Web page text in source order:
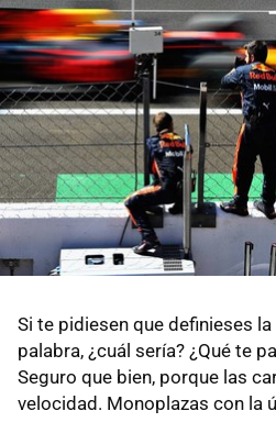
Si te pidiesen que definieses
palabra, ¿cuál sería? ¿Qué te
Seguro que bien, porque las
velocidad. Monoplazas con la